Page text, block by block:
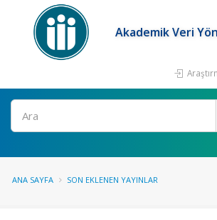
Akademik Veri
Ara
ANA SAYFA SON EKLENEN YAYINLAR